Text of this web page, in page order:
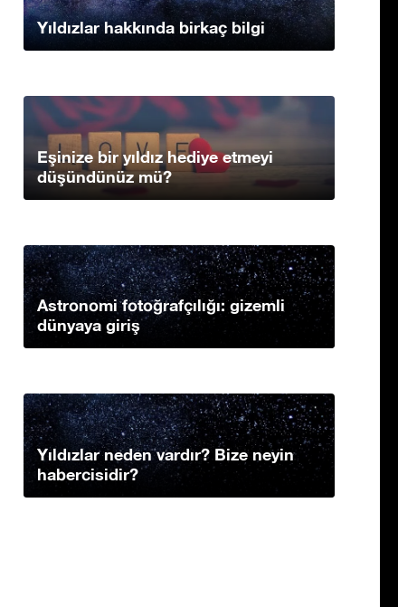
Yıldızlar hakkında birkaç bilgi
Eşinize bir yıldız hediye etmeyi
düşündünüz mü?
Astronomi fotoğrafçılığı: gizemli
dünyaya giriş
Yıldızlar neden vardır? Bize neyin
habercisidir?